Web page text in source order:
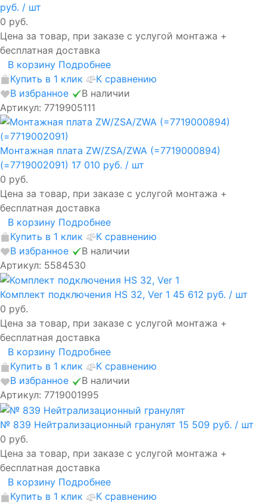
руб. / шт
0 руб.
Цена за товар, при заказе с услугой монтажа +
бесплатная доставка
В корзину Подробнее
Купить в 1 клик
К сравнению
В избранное
В наличии
Артикул: 7719905111
Монтажная плата ZW/ZSA/ZWA (=7719000894)
(=7719002091) 17 010 руб. / шт
0 руб.
Цена за товар, при заказе с услугой монтажа +
бесплатная доставка
В корзину Подробнее
Купить в 1 клик
К сравнению
В избранное
В наличии
Артикул: 5584530
Комплект подключения HS 32, Ver 1 45 612 руб. / шт
0 руб.
Цена за товар, при заказе с услугой монтажа +
бесплатная доставка
В корзину Подробнее
Купить в 1 клик
К сравнению
В избранное
В наличии
Артикул: 7719001995
№ 839 Нейтрализационный гранулят 15 509 руб. / шт
0 руб.
Цена за товар, при заказе с услугой монтажа +
бесплатная доставка
В корзину Подробнее
Купить в 1 клик
К сравнению